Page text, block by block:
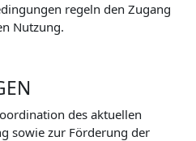
regeln den Zugang
Nutzung.
des aktuellen
sowie zur Förderung der